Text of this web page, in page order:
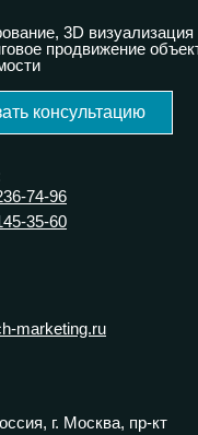
г. Москва, пр-кт
marketing.ru
74-96
35-60
3D визуализация
продвижение
консультацию